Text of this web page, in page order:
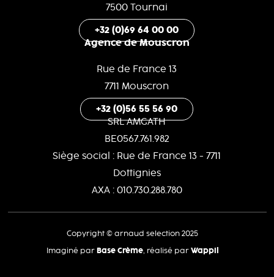
7500 Tournai
+32 (0)69 64 00 00
Agence de Mouscron
Rue de France 13
7711 Mouscron
+32 (0)56 55 56 90
SRL AMGATH
BE0567.761.982
Siège social : Rue de France 13 - 7711
Dottignies
AXA : 010.730.288.780
Copyright © arnaud selection 2025
Imaginé par Base Crème, réalisé par Wappli